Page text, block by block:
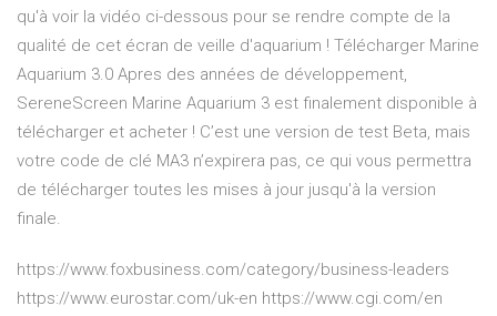
qu'à voir la vidéo ci-dessous pour se rendre compte de la
qualité de cet écran de veille d'aquarium ! Télécharger Marine
Aquarium 3.0 Apres des années de développement,
SereneScreen Marine Aquarium 3 est finalement disponible à
télécharger et acheter ! C’est une version de test Beta, mais
votre code de clé MA3 n’expirera pas, ce qui vous permettra
de télécharger toutes les mises à jour jusqu'à la version
finale.
https://www.foxbusiness.com/category/business-leaders
https://www.eurostar.com/uk-en https://www.cgi.com/en